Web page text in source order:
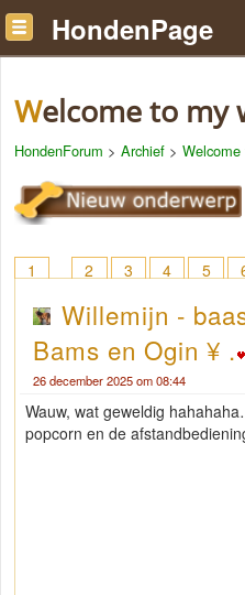
HondenPage
Welcome to
HondenForum > Archief >
1 2 3 4 5
Willemijn -
Bams en Ogin ¥ .
26 december 2025 om 08:44
Wauw, wat geweldig
popcorn en de